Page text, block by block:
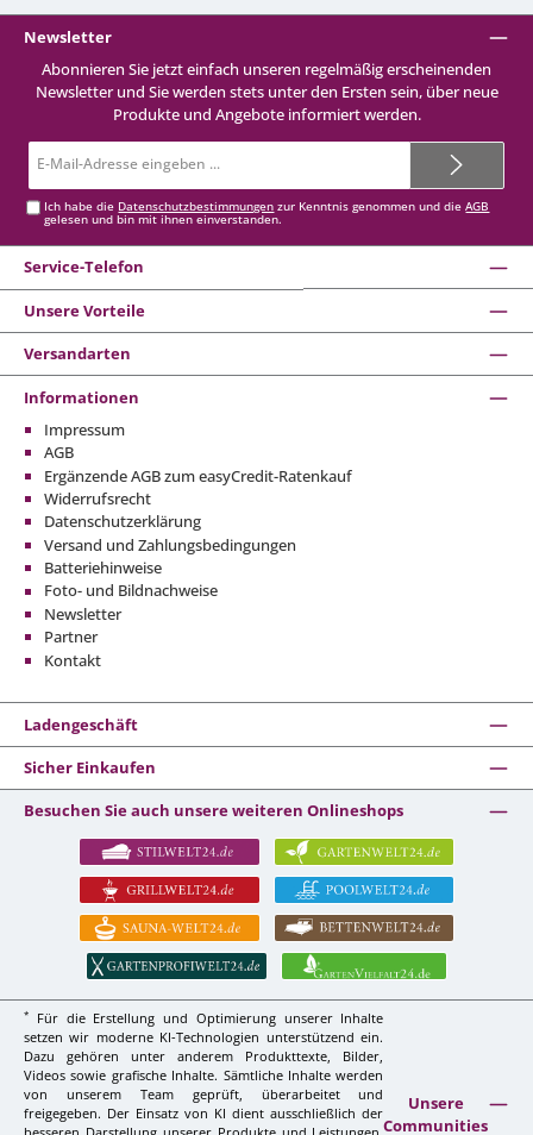
Newsletter
Abonnieren Sie jetzt einfach unseren regelmäßig erscheinenden
Newsletter und Sie werden stets unter den Ersten sein, über neue
Produkte und Angebote informiert werden.
Mail-
Ich habe die Datenschutzbestimmungen zur Kenntnis genommen und dieAGB
gelesen und bin mit ihnen einverstanden.
Service-Telefon
Unsere Vorteile
Versandarten
Informationen
Impressum
AGB
Ergänzende AGB zum easyCredit-Ratenkauf
Widerrufsrecht
Datenschutzerklärung
Versand und Zahlungsbedingungen
Batteriehinweise
Foto- und Bildnachweise
Newsletter
Partner
Kontakt
Ladengeschäft
Sicher Einkaufen
Besuchen Sie auch unsere weiteren Onlineshops
*
Für die Erstellung und Optimierung unserer Inhalte
setzen wir moderne KI-Technologien unterstützend ein.
Dazu gehören unter anderem Produkttexte, Bilder,
Videos sowie grafische Inhalte. Sämtliche Inhalte werden
von unserem Team geprüft, überarbeitet und
freigegeben. Der Einsatz von KI dient ausschließlich der
Unsere
Communities